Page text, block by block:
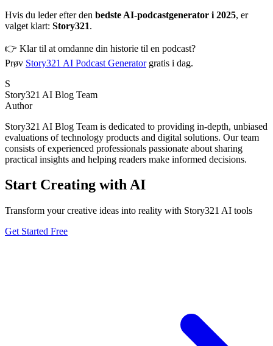
Hvis du leder efter den bedste AI-podcastgenerator i 2025, er
valget klart: Story321.
👉 Klar til at omdanne din historie til en podcast?
Prøv Story321 AI Podcast Generatorgratis i dag.
S
Story321 AI Blog Team
Author
Story321 AI Blog Team is dedicated to providing in-depth, unbiased
evaluations of technology products and digital solutions. Our team
consists of experienced professionals passionate about sharing
practical insights and helping readers make informed decisions.
Start Creating with AI
Transform your creative ideas into reality with Story321 AI tools
Get Started Free